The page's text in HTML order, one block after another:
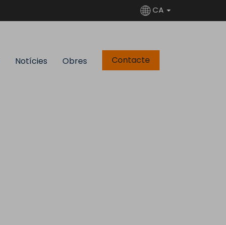
CA
Notícies Obres Contacte